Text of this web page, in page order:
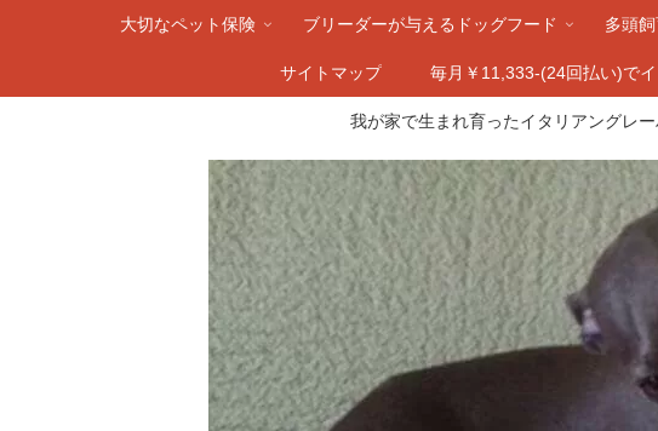
我が家で生まれ育ったイタリアングレ
大切なペット保険 ブリーダーが与えるドッグフード 多頭
サイトマップ 毎月￥11,333-(24回払い)で